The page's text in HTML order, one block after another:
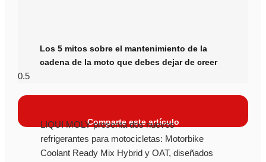
Los 5 mitos sobre el mantenimiento de la
cadena de la moto que debes dejar de creer
Comparte este artículo
LIQUI MOLY presenta dos nuevos
refrigerantes para motocicletas: Motorbike
Coolant Ready Mix Hybrid y OAT, diseñados